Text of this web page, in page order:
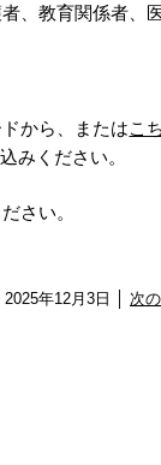
、教育関係者、
から、またはこ
みください。
さい。
年12月3日 │ 次